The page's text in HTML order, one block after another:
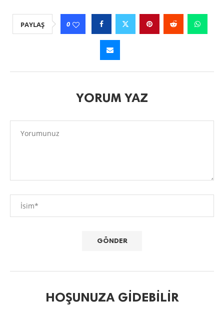
PAYLAŞ 0
YORUM YAZ
HOŞUNUZA GIDEBILIR